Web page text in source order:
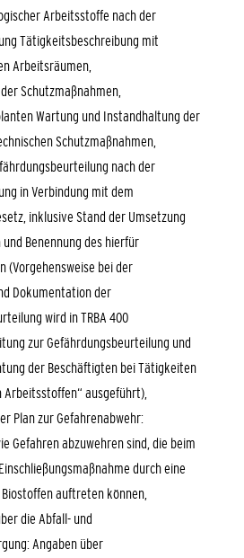
Arbeitsstoffe nach der
Tätigkeitsbeschreibung mit
Arbeitsräumen,
Schutzmaßnahmen,
Wartung und Instandhaltung der
Schutzmaßnahmen,
nach der
in Verbindung mit dem
inklusive Stand der Umsetzung
Benennung des hierfür
(Vorgehensweise bei der
Dokumentation der
wird in TRBA 400
zur Gefährdungsbeurteilung und
der Beschäftigten bei Tätigkeiten
Arbeitsstoffen“ ausgeführt),
Plan zur Gefahrenabwehr:
Gefahren abzuwehren sind, die beim
durch eine
auftreten können,
die Abfall- und
Angaben über